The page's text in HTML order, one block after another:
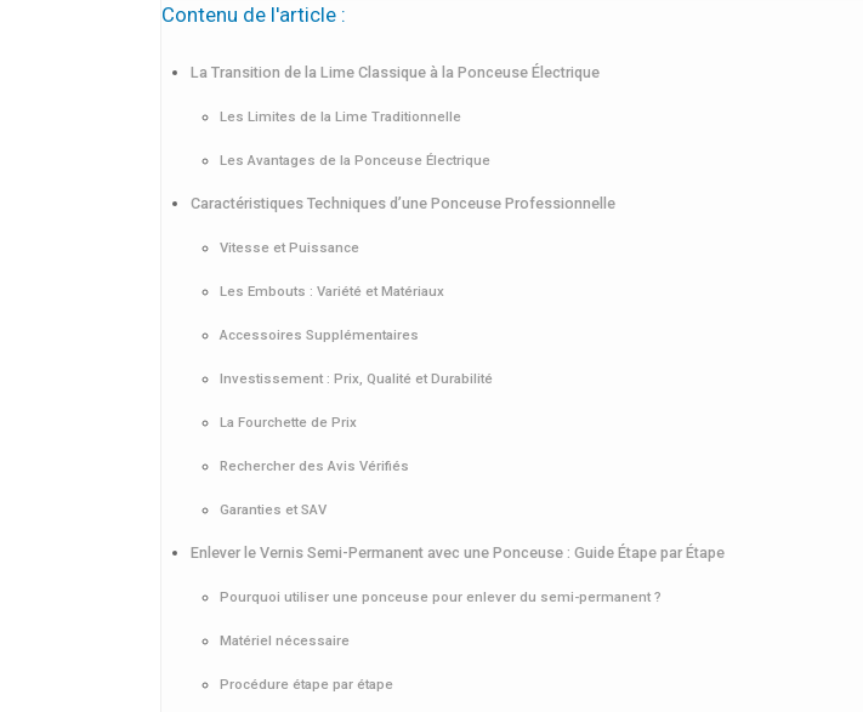
Contenu de l'article :
La Transition de la Lime Classique à la Ponceuse Électrique
Les Limites de la Lime Traditionnelle
Les Avantages de la Ponceuse Électrique
Caractéristiques Techniques d’une Ponceuse Professionnelle
Vitesse et Puissance
Les Embouts : Variété et Matériaux
Accessoires Supplémentaires
Investissement : Prix, Qualité et Durabilité
La Fourchette de Prix
Rechercher des Avis Vérifiés
Garanties et SAV
Enlever le Vernis Semi-Permanent avec une Ponceuse : Guide Étape par Étape
Pourquoi utiliser une ponceuse pour enlever du semi-permanent ?
Matériel nécessaire
Procédure étape par étape